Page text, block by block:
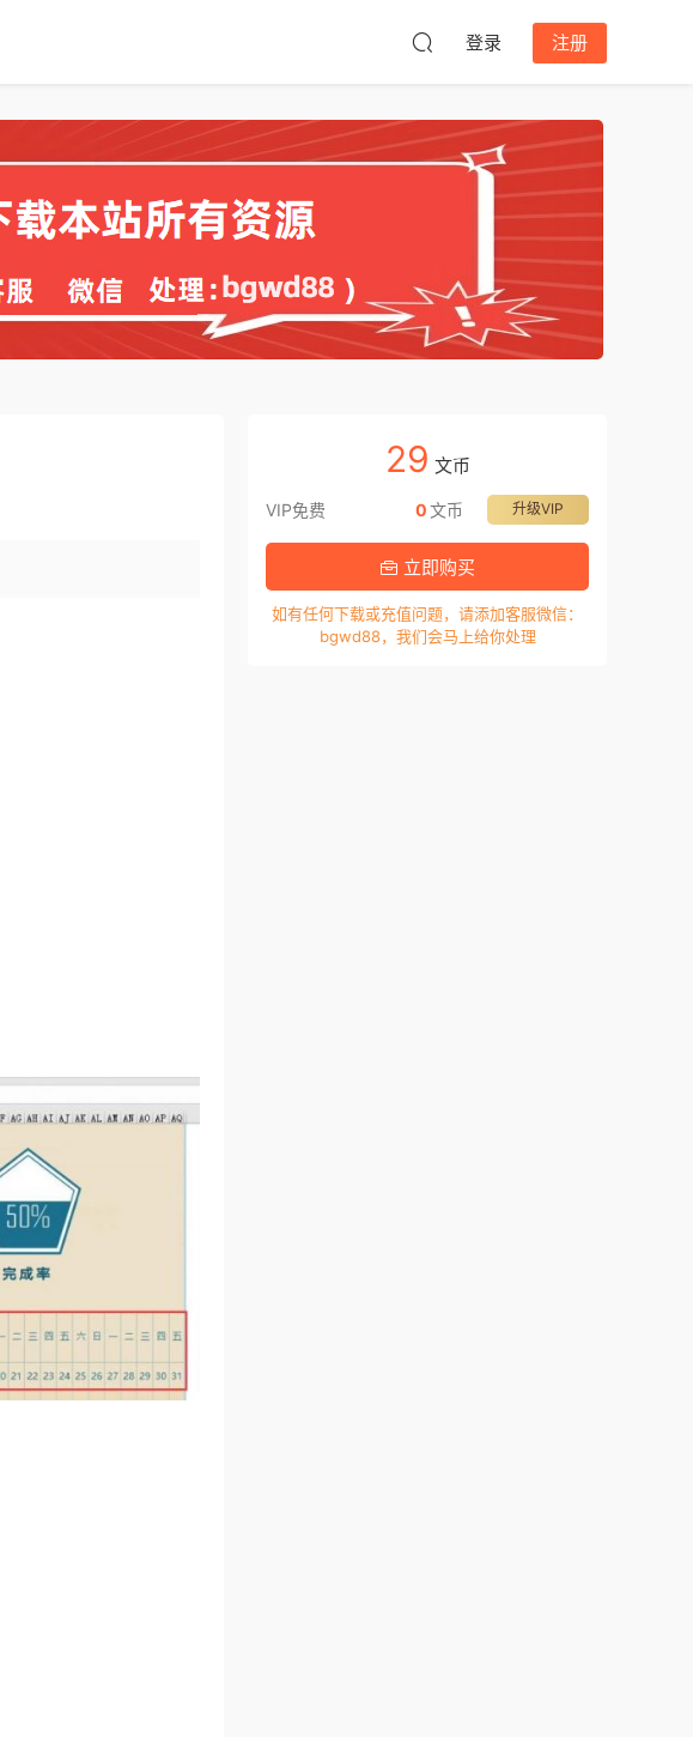
登录 注册
29 文币
VIP免费 升级VIP
0文币
立即购买
如有任何下载或充值问题，请添加客服微信：
bgwd88，我们会马上给你处理